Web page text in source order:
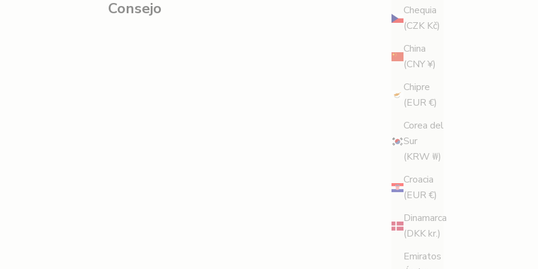
Chequia
(CZK Kč)
China
(CNY ¥)
Chipre
(EUR €)
Corea del
Sur
(KRW ₩)
Croacia
(EUR €)
Dinamarca
(DKK kr.)
Emiratos
Consejo